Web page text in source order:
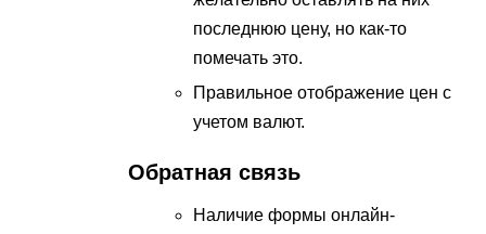
последнюю цену, но как-то
помечать это.
Правильное отображение цен с
учетом валют.
Обратная связь
Наличие формы онлайн-